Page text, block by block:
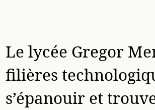
Le lycée Gregor
filières
s’épanouir et